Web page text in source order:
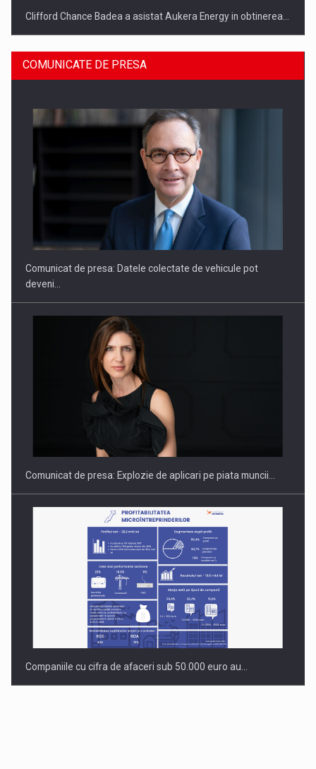
Clifford Chance Badea a asistat Aukera Energy in obtinerea…
SAPTE PERSONALITATI DIN MEDIUL DE AFACERI, ACADEMIC
Hard Enduro Piatra Craiului 2026, fueled by benzinariile RO…
COMUNICATE DE PRESA
Comunicat de presa: Datele colectate de vehicule pot
deveni…
Comunicat de presa: Explozie de aplicari pe piata muncii…
Companiile cu cifra de afaceri sub 50.000 euro au…